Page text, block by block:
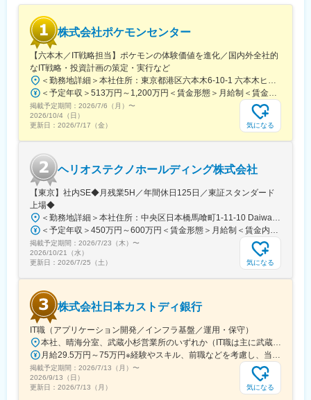
・土日祝休み／残業月10h程度／夜間対応ほぼなし
・育休取得実績あり（男性含む）で長期就業可能◎
・出張・転勤なしで安定した働きかたが叶います！
■当社について：
当社は「住」の困りごとを解決する、暮らしの安心かけつけサー
ビス等を展開。
その知名度は業界トップクラスで、日本全国で約5,000社も販売代
理店契約をいただいています。
外国人入居者も増えている昨今、コールセンターが21カ国語対応
になるなど、常に市場に対して先手を打ち、積極的に新たなサー
ており、黒字経営と業績も好調です。
変更の範囲：会社の定める業務
株式会社ポケモンセンター
【六本木／IT戦略担当】ポケモンの体験価値を進化／国内外全社的
なIT戦略・投資計画の策定・実行など
＜勤務地詳細＞本社住所：東京都港区六本木6-10-1 六本木ヒルズ森タワー47F受動喫煙対策：屋内全面禁煙変更の範囲：会社の定める事業所（リモートワーク含む）
＜予定年収＞513万円～1,200万円＜賃金形態＞月給制＜賃金内訳＞月額（基本給）：427,930円～837,000円固定残業手当/月：69,930円～163,480円（固定残業時間25時間0分/月）超過した時間外労働の残業手当は追加支給＜月給＞497,860円～1,000,480円（一律手当を含む）＜昇給有無＞有＜残業手当＞有賃金はあくまでも目安の金額であり、選考を通じて上下する可能性があります。月給(月額)は固定手当を含めた表記です。
掲載予定期間： 2026/7/6（月） 〜
2026/10/4（日）
更新日： 2026/7/17（金） 気になる
ヘリオステクノホールディング株式会社
【東京】社内SE◆月残業5H／年間休日125日／東証スタンダード
上場◆
＜勤務地詳細＞本社住所：中央区日本橋馬喰町1-11-10 Daiwa日本橋馬喰町Ⅱ8F勤務地最寄駅：JR総武本線／馬喰町駅受動喫煙対策：敷地内喫煙可能場所あり変更の範囲：無
＜予定年収＞450万円～600万円＜賃金形態＞月給制＜賃金内訳＞月額（基本給）：300,000円～350,000円＜月給＞300,000円～350,000円＜昇給有無＞有＜残業手当＞有＜給与補足＞※上記想定年収には、基本給×12か月に加え、前年度通常賞与額を含めて算定しています。■賞与実績：年2回（7月、12月）、決算賞与■昇給：年1回賃金はあくまでも目安の金額であり、選考を通じて上下する可能性があります。月給(月額)は固定手当を含めた表記です。
掲載予定期間： 2026/7/23（木） 〜
2026/10/21（水）
更新日： 2026/7/25（土） 気になる
株式会社日本カストディ銀行
IT職（アプリケーション開発／インフラ基盤／運用・保守）
本社、晴海分室、武蔵小杉営業所のいずれか（IT職は主に武蔵小杉営業所、配属部署によっては晴海分室） ※転居を伴う転勤なし※リモートワークも可能（要相談）＜勤務地＞■本社住所：東京都中央区晴海1-8-12 晴海アイランド トリトンスクエア オフィスタワーZアクセス：都営大江戸線「勝どき駅」より徒歩5分受動喫煙対策：屋内全面禁煙■晴海分室住所：東京都中央区晴海3-12-1 KDK晴海ビルアクセス：都営大江戸線「勝どき駅」より徒歩6分受動喫煙対策：屋内全面禁煙■武蔵小杉事業所住所：神奈川県川崎市中原区小杉町1-403 武蔵小杉タワープレイスアクセス：JR・東急東横線「武蔵小杉駅」より徒歩3分受動喫煙対策：屋内全面禁煙※変更の範囲：会社の定める事業所（リモートワーク含む）
月給29.5万円～75万円※経験やスキル、前職などを考慮し、当社規定により決定します。＜各ポジションの想定年収＞◎アプリ、インフラ、システム運用・保守└メンバークラス：年収550万円～850万円└リーダー・PMクラス：年収850万円～1,200万円◎ホスト基盤担当：年収700万円～1,200万円
掲載予定期間： 2026/7/13（月） 〜
2026/9/13（日）
更新日： 2026/7/13（月） 気になる